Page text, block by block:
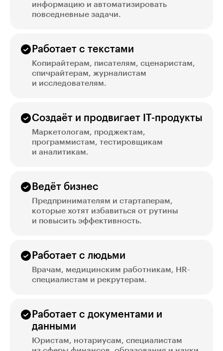
информацию и автоматизировать
повседневные задачи.
Работает с текстами
Копирайтерам, писателям, сценаристам,
спичрайтерам, журналистам
и исследователям.
Создаёт и продвигает IT-продукты
Маркетологам, проджектам,
программистам, тестировщикам
и аналитикам.
Ведёт бизнес
Предпринимателям и стартаперам,
которые хотят избавиться от рутины
и повысить эффективность.
Работает с людьми
Врачам, медицинским работникам, HR-
специалистам и рекрутерам.
Работает с документами и
данными
Юристам, нотариусам, специалистам